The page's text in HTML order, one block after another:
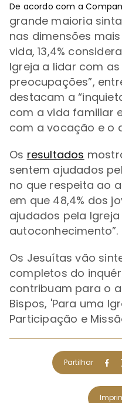
De acordo com a
grande maioria
nas dimensões
vida, 13,4%
Igreja a lidar com
preocupações”,
destacam a“
com a vida familiar
com a vocação e o
Os resultados
sentem ajudados
no que respeita ao
em que 48,4% dos
ajudados pela
autoconhecimento”.
Os Jesuítas vão
completos do
contribuam para o
Bispos, 'Para uma
Participação e
Partilhar